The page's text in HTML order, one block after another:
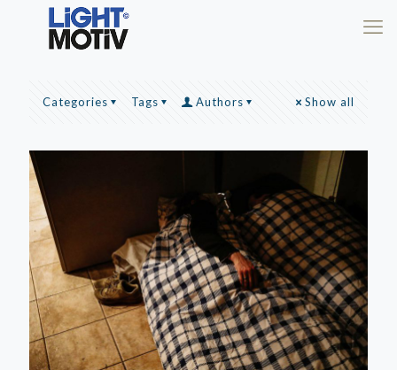
Categories Tags Authors Show all